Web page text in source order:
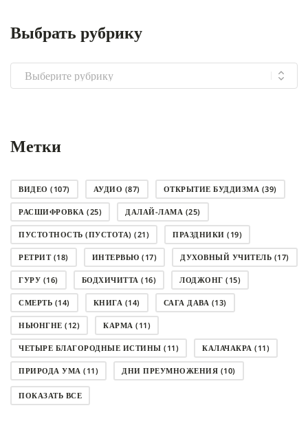
Выбрать рубрику
Выбрать
рубрику
Метки
ВИДЕО (107) АУДИО (87) ОТКРЫТИЕ БУДДИЗМА (39)
РАСШИФРОВКА (25) ДАЛАЙ-ЛАМА (25)
ПУСТОТНОСТЬ (ПУСТОТА) (21) ПРАЗДНИКИ (19)
РЕТРИТ(18) ИНТЕРВЬЮ (17) ДУХОВНЫЙ УЧИТЕЛЬ (17)
ГУРУ (16) БОДХИЧИТТА (16) ЛОДЖОНГ (15)
СМЕРТЬ (14) КНИГА (14) САГА ДАВА (13)
НЬЮНГНЕ (12) КАРМА (11)
ЧЕТЫРЕ БЛАГОРОДНЫЕ ИСТИНЫ (11) КАЛАЧАКРА (11)
ПРИРОДА УМА (11) ДНИ ПРЕУМНОЖЕНИЯ (10)
СОВЕТ(10)
ПОКАЗАТЬ ВСЕ